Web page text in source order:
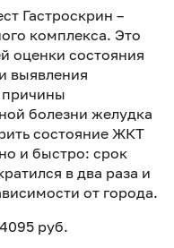
Гастроскрин –
комплекса. Это
оценки состояния
выявления
болезни желудка
состояние ЖКТ
и быстро: срок
в два раза и
от города.
руб.